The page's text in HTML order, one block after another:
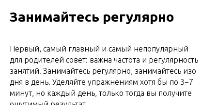
Занимайтесь регулярно
Первый, самый главный и самый непопулярный
для родителей совет: важна частота и регулярность
занятий. Занимайтесь регулярно, занимайтесь изо
дня в день. Уделяйте упражнениям хотя бы по 3−7
минут, но каждый день, только тогда вы получите